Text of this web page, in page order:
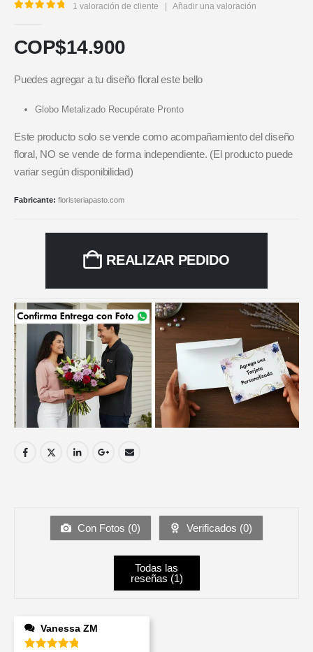
1 valoración de cliente | Añadir una valoración
COP$14.900
Puedes agregar a tu diseño floral este bello
Globo Metalizado Recupérate Pronto
Este producto solo se vende como acompañamiento del diseño
floral, NO se vende de forma independiente. (El producto puede
variar según disponibilidad)
Fabricante: floristeriapasto.com
REALIZAR PEDIDO
Con Fotos (0) Verificados (0)
Todas las
reseñas (1)
Vanessa ZM